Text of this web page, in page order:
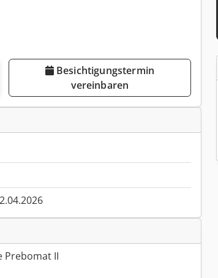
Besichtigungstermin
vereinbaren
Prebomat II